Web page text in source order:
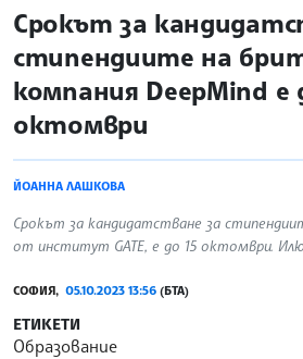
site.bta
Срокът за
стипендиите на
компания DeepMind е
октомври
ЙОАННА ЛАШКОВА
Срокът за кандидатстване за
от институт GATE, е до 15 октомври.
СОФИЯ, 05.10.2023 13:56 (БТА)
ЕТИКЕТИ
Образование